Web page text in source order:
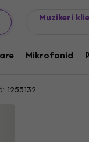
Muzikeri
Mikrofonid
1255132